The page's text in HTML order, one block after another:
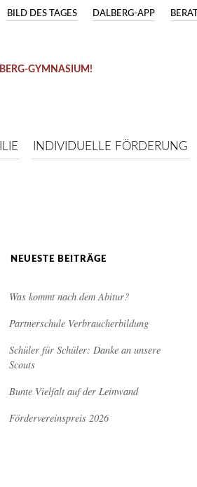
DALBERG-APP
BILD DES TAGES
GYMNASIUM!
INDIVIDUELLE FÖRDERUNG
NEUESTE BEITRÄGE
Was kommt nach dem Abitur?
Partnerschule Verbraucherbildung
Schüler für Schüler: Danke an unsere
Scouts
Bunte Vielfalt auf der Leinwand
Fördervereinspreis 2026